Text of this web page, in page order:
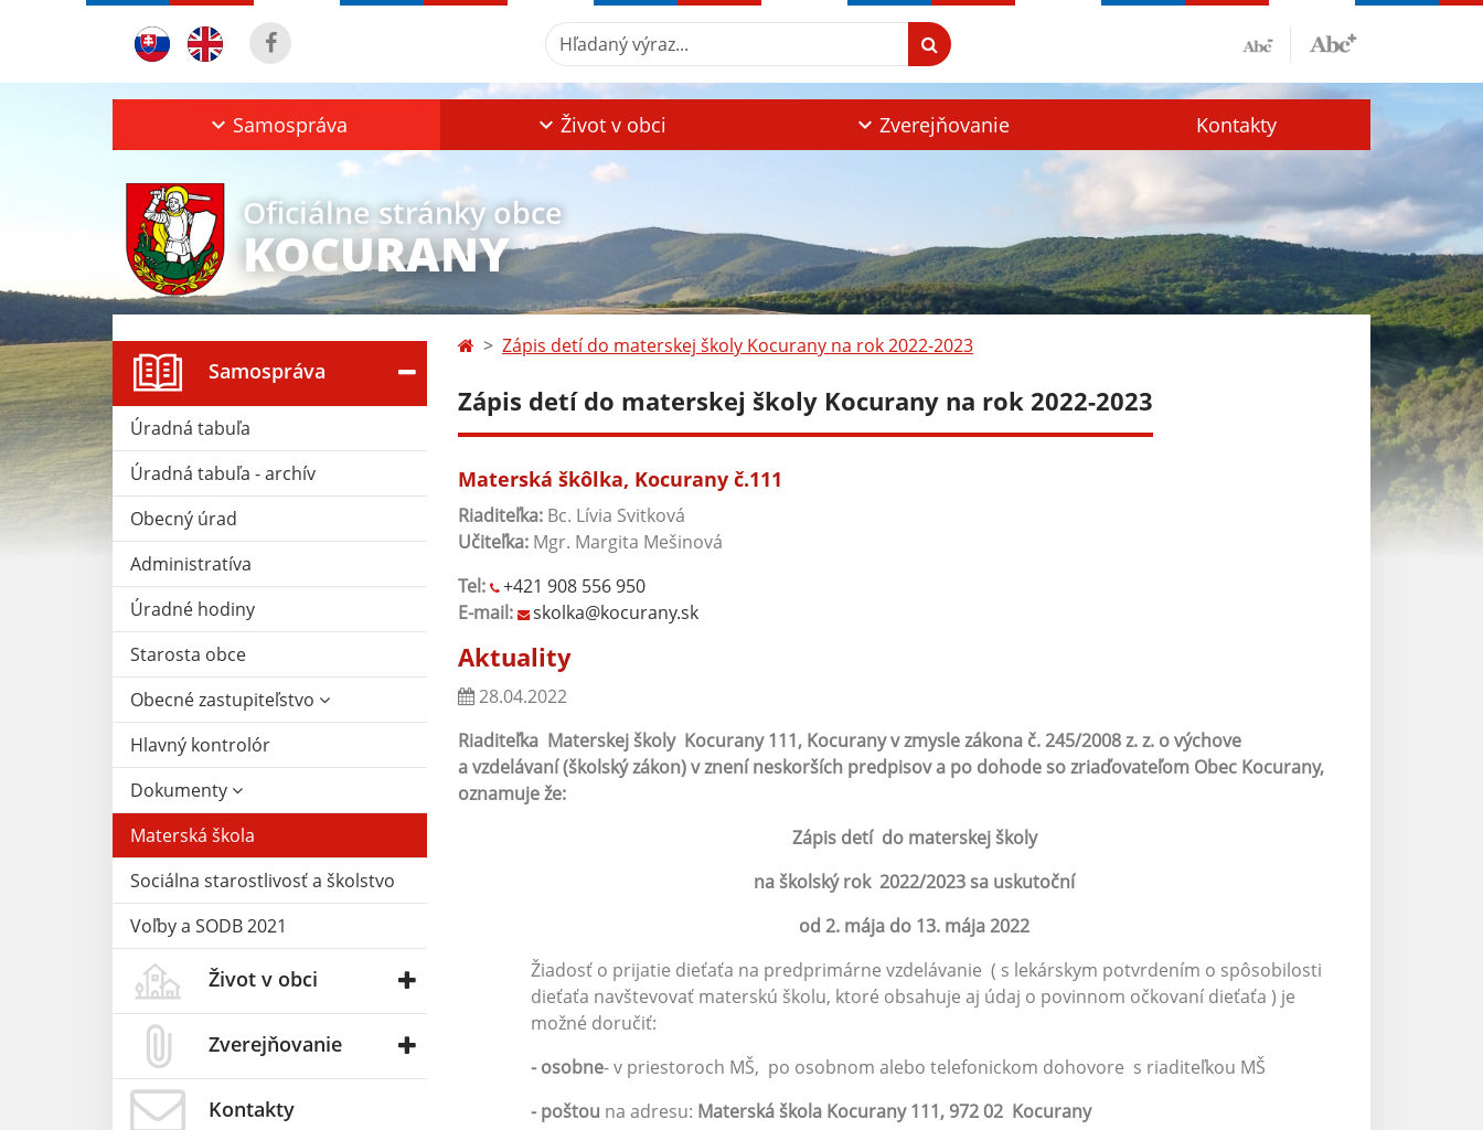
Hľadaný výraz...
Samospráva Život v obci Zverejňovanie Kontakty
Oficiálne stránky obce
KOCURANY
Samospráva
Úradná tabuľa
Úradná tabuľa - archív
Obecný úrad
Administratíva
Úradné hodiny
Starosta obce
Obecné zastupiteľstvo
Hlavný kontrolór
Dokumenty
Materská škola
Sociálna starostlivosť a školstvo
Voľby a SODB 2021
Život v obci
Zverejňovanie
Kontakty
Zápis detí do materskej školy Kocurany na rok 2022-2023
Zápis detí do materskej školy Kocurany na rok 2022-2023
Materská škôlka, Kocurany č.111
Riaditeľka: Bc. Lívia Svitková
Učiteľka: Mgr. Margita Mešinová
Tel:
+421 908 556 950
E-mail:
skolka@kocurany.sk
Aktuality
28.04.2022
Riaditeľka Materskej školy Kocurany 111, Kocurany v zmysle zákona č. 245/2008 z. z. o výchove
a vzdelávaní (školský zákon) v znení neskorších predpisov a po dohode so zriaďovateľom Obec Kocurany,
oznamuje že:
Zápis detí do materskej školy
na školský rok 2022/2023 sa uskutoční
od 2. mája do 13. mája 2022
Žiadosť o prijatie dieťaťa na predprimárne vzdelávanie ( s lekárskym potvrdením o spôsobilosti
dieťaťa navštevovať materskú školu, ktoré obsahuje aj údaj o povinnom očkovaní dieťaťa ) je
možné doručiť:
- osobne- v priestoroch MŠ, po osobnom alebo telefonickom dohovore s riaditeľkou MŠ
- poštou na adresu: Materská škola Kocurany 111, 972 02 Kocurany